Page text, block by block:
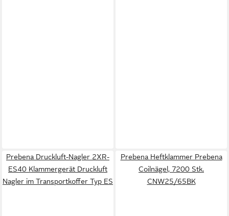
Prebena Druckluft-Nagler 2XR-
ES40 Klammergerät Druckluft
Nagler im Transportkoffer Typ ES
Prebena Heftklammer Prebena
Coilnägel, 7200 Stk.
CNW25/65BK